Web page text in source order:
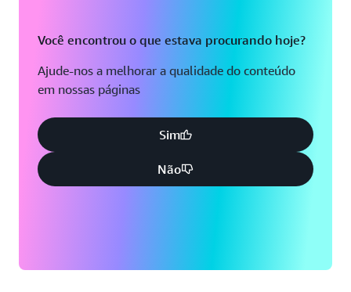
Você encontrou o que estava procurando hoje?
Ajude-nos a melhorar a qualidade do conteúdo
em nossas páginas
Sim
Não